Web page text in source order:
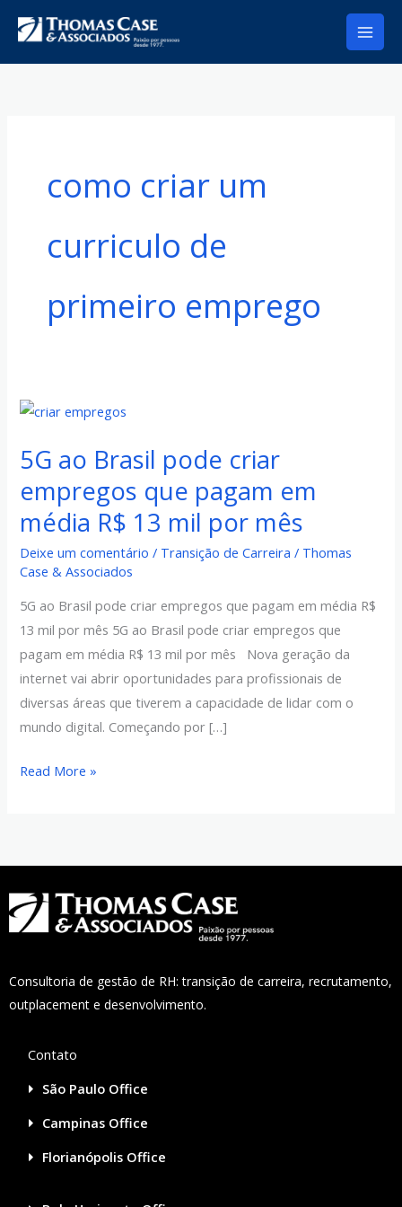
para
o
como criar um
curriculo de
primeiro emprego
5G ao Brasil pode criar
empregos que pagam em
média R$ 13 mil por mês
Deixe um comentário / Transição de Carreira / Thomas
Case & Associados
5G ao Brasil pode criar empregos que pagam em média R$
13 mil por mês 5G ao Brasil pode criar empregos que
pagam em média R$ 13 mil por mês Nova geração da
internet vai abrir oportunidades para profissionais de
diversas áreas que tiverem a capacidade de lidar com o
mundo digital. Começando por […]
5G
Brasil
criar
empregos
que
pagam
em
média
R$
13
mil
por
Read More »
Consultoria de gestão de RH: transição de carreira, recrutamento,
outplacement e desenvolvimento.
Contato
São Paulo Office
Campinas Office
Florianópolis Office